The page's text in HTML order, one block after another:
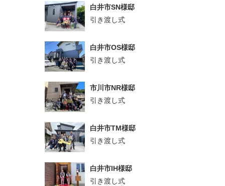
白井市SN様邸
引き渡し式
白井市OS様邸
引き渡し式
市川市NR様邸
引き渡し式
白井市TM様邸
引き渡し式
白井市IH様邸
引き渡し式